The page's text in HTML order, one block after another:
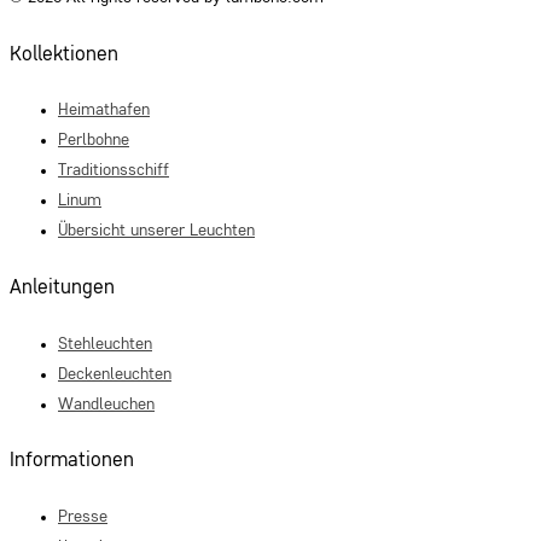
Kollektionen
Heimathafen
Perlbohne
Traditionsschiff
Linum
Übersicht unserer Leuchten
Anleitungen
Stehleuchten
Deckenleuchten
Wandleuchen
Informationen
Presse